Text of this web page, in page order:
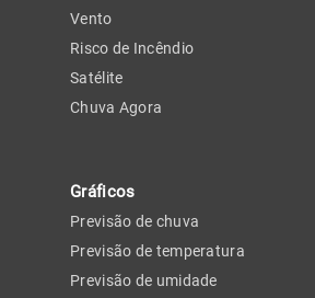
Vento
Risco de Incêndio
Satélite
Chuva Agora
Gráficos
Previsão de chuva
Previsão de temperatura
Previsão de umidade